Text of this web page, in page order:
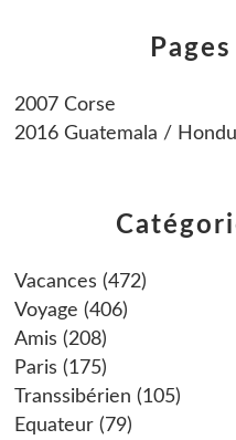
Vacances (472)
Voyage (406)
Amis (208)
Paris (175)
Transsibérien (105)
Equateur (79)
Pages
2007 Corse
2016 Guatemala /